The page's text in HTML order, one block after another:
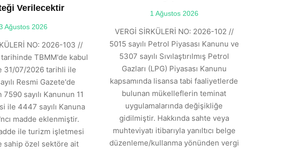
Verilecektir
Ağustos 2026
NO: 2026-103 //
TBMM'de kabul
31/07/2026 tarihli ile
Resmi Gazete'de
7590 sayılı Kanunun 11
ile 4447 sayılı Kanuna
madde eklenmiştir.
ile turizm işletmesi
sahip özel sektöre ait
1 Ağustos 2026
VERGİ SİRKÜLERİ NO: 2026-102 //
5015 sayılı Petrol Piyasası Kanunu ve
5307 sayılı Sıvılaştırılmış Petrol
Gazları (LPG) Piyasası Kanunu
kapsamında lisansa tabi faaliyetlerde
bulunan mükelleflerin teminat
uygulamalarında değişikliğe
gidilmiştir. Hakkında sahte veya
muhteviyatı itibarıyla yanıltıcı belge
düzenleme/kullanma yönünden vergi